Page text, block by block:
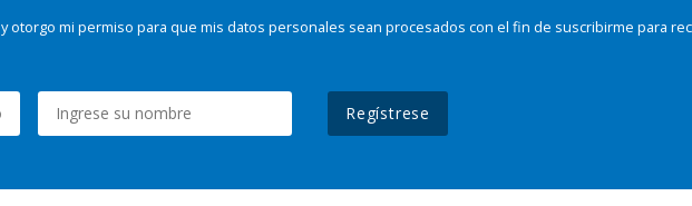
y otorgo mi permiso para que mis datos personales sean procesados con el fin de suscribirme para
Regístrese